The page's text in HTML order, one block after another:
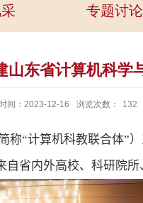
专题讨论
东省计算机科学
间：2023-12-16 浏览次数： 132
“计算机科教联合体”
省内外高校、科研院所